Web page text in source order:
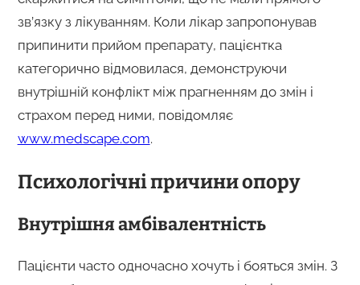
зв’язку з лікуванням. Коли лікар запропонував
припинити прийом препарату, пацієнтка
категорично відмовилася, демонструючи
внутрішній конфлікт між прагненням до змін і
страхом перед ними, повідомляє
www.medscape.com.
Психологічні причини опору
Внутрішня амбівалентність
Пацієнти часто одночасно хочуть і бояться змін. З